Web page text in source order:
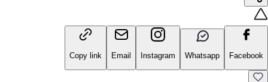
Facebook
Whatsapp
Instagram
Email
Copy link